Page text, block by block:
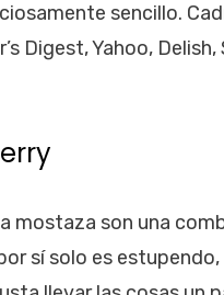
sencillo.
Digest, Yahoo,
mostaza son una
sí solo es estupendo,